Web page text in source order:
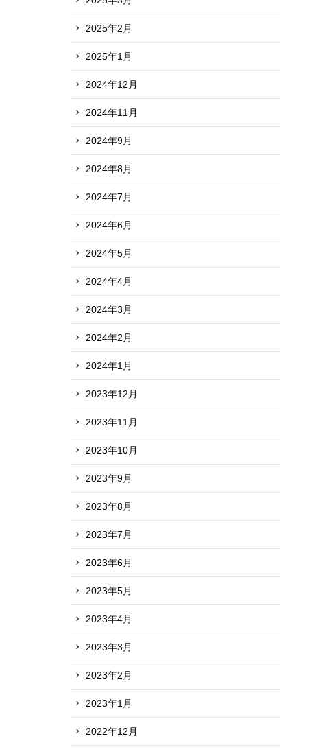
2025年2月
2025年1月
2024年12月
2024年11月
2024年9月
2024年8月
2024年7月
2024年6月
2024年5月
2024年4月
2024年3月
2024年2月
2024年1月
2023年12月
2023年11月
2023年10月
2023年9月
2023年8月
2023年7月
2023年6月
2023年5月
2023年4月
2023年3月
2023年2月
2023年1月
2022年12月